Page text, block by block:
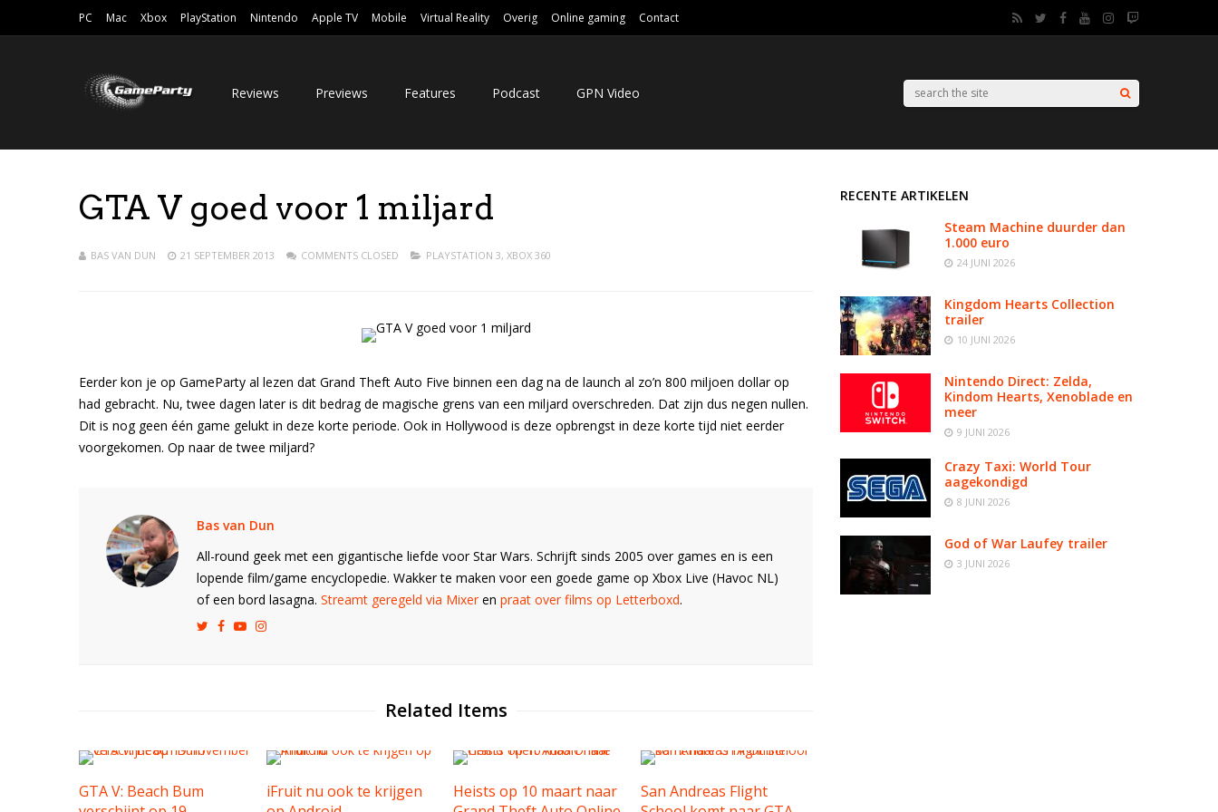
PC Mac Xbox PlayStation Nintendo Apple TV Mobile Virtual Reality Overig Online gaming Contact
Reviews Previews Features Podcast GPN Video
GTA V goed voor 1 miljard
BAS VAN DUN 21 SEPTEMBER 2013 COMMENTS CLOSED PLAYSTATION 3, XBOX 360
Eerder kon je op GameParty al lezen dat Grand Theft Auto Five binnen een dag na de launch al zo’n 800 miljoen dollar op
had gebracht. Nu, twee dagen later is dit bedrag de magische grens van een miljard overschreden. Dat zijn dus negen nullen.
Dit is nog geen één game gelukt in deze korte periode. Ook in Hollywood is deze opbrengst in deze korte tijd niet eerder
voorgekomen. Op naar de twee miljard?
Bas van Dun
All-round geek met een gigantische liefde voor Star Wars. Schrijft sinds 2005 over games en is een
lopende film/game encyclopedie. Wakker te maken voor een goede game op Xbox Live (Havoc NL)
of een bord lasagna. Streamt geregeld via Mixeren praat over films op Letterboxd.
Related Items
GTA V: Beach Bum
iFruit nu ook te krijgen
Heists op 10 maart naar
San Andreas Flight
RECENTE ARTIKELEN
Steam Machine duurder dan
1.000 euro
24 JUNI 2026
Kingdom Hearts Collection
trailer
10 JUNI 2026
Nintendo Direct: Zelda,
Kindom Hearts, Xenoblade en
meer
9 JUNI 2026
Crazy Taxi: World Tour
aagekondigd
8 JUNI 2026
God of War Laufey trailer
3 JUNI 2026